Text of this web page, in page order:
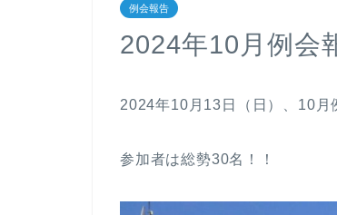
例会報告
2024年10月例会
2024年10月13日（日）、10月
参加者は総勢30名！！